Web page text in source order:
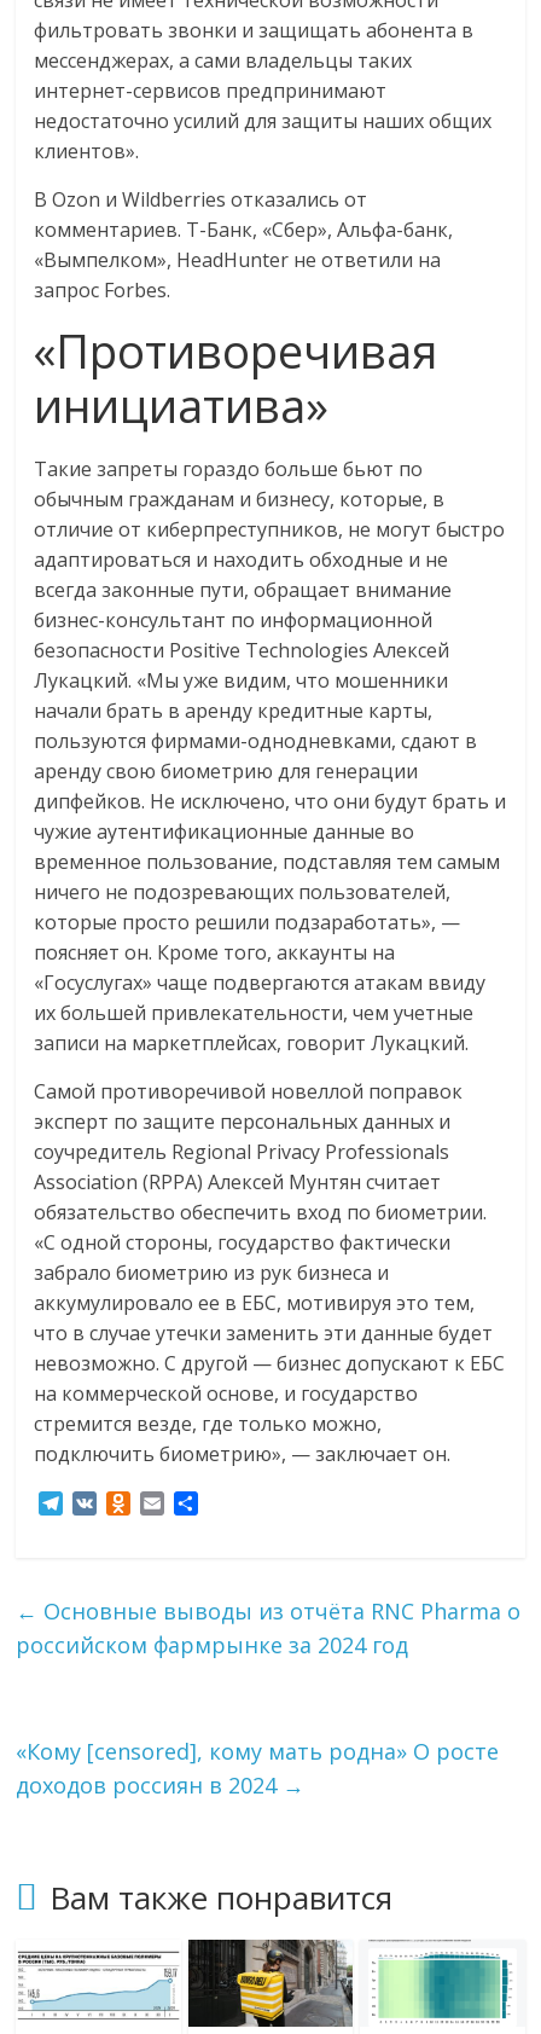
фильтровать звонки и защищать абонента в
мессенджерах, а сами владельцы таких
интернет-сервисов предпринимают
недостаточно усилий для защиты наших общих
клиентов».
В Ozon и Wildberries отказались от
комментариев. Т-Банк, «Сбер», Альфа-банк,
«Вымпелком», HeadHunter не ответили на
запрос Forbes.
«Противоречивая
инициатива»
Такие запреты гораздо больше бьют по
обычным гражданам и бизнесу, которые, в
отличие от киберпреступников, не могут быстро
адаптироваться и находить обходные и не
всегда законные пути, обращает внимание
бизнес-консультант по информационной
безопасности Positive Technologies Алексей
Лукацкий. «Мы уже видим, что мошенники
начали брать в аренду кредитные карты,
пользуются фирмами-однодневками, сдают в
аренду свою биометрию для генерации
дипфейков. Не исключено, что они будут брать и
чужие аутентификационные данные во
временное пользование, подставляя тем самым
ничего не подозревающих пользователей,
которые просто решили подзаработать», —
поясняет он. Кроме того, аккаунты на
«Госуслугах» чаще подвергаются атакам ввиду
их большей привлекательности, чем учетные
записи на маркетплейсах, говорит Лукацкий.
Самой противоречивой новеллой поправок
эксперт по защите персональных данных и
соучредитель Regional Privacy Professionals
Association (RPPA) Алексей Мунтян считает
обязательство обеспечить вход по биометрии.
«С одной стороны, государство фактически
забрало биометрию из рук бизнеса и
аккумулировало ее в ЕБС, мотивируя это тем,
что в случае утечки заменить эти данные будет
невозможно. С другой — бизнес допускают к ЕБС
на коммерческой основе, и государство
стремится везде, где только можно,
подключить биометрию», — заключает он.
T
r
a
O
l
a
i
i
в
и
← Основные выводы из отчёта RNC Pharma о
российском фармрынке за 2024 год
«Кому [censored], кому мать родна» О росте
доходов россиян в 2024 →
Вам также понравится